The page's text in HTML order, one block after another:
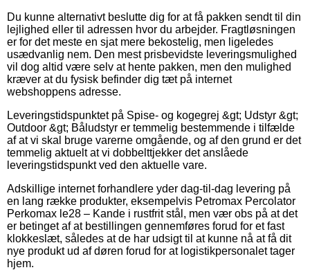
Du kunne alternativt beslutte dig for at få pakken sendt til din
lejlighed eller til adressen hvor du arbejder. Fragtløsningen
er for det meste en sjat mere bekostelig, men ligeledes
usædvanlig nem. Den mest prisbevidste leveringsmulighed
vil dog altid være selv at hente pakken, men den mulighed
kræver at du fysisk befinder dig tæt på internet
webshoppens adresse.
Leveringstidspunktet på Spise- og kogegrej &gt; Udstyr &gt;
Outdoor &gt; Båludstyr er temmelig bestemmende i tilfælde
af at vi skal bruge varerne omgående, og af den grund er det
temmelig aktuelt at vi dobbelttjekker det anslåede
leveringstidspunkt ved den aktuelle vare.
Adskillige internet forhandlere yder dag-til-dag levering på
en lang række produkter, eksempelvis Petromax Percolator
Perkomax le28 – Kande i rustfrit stål, men vær obs på at det
er betinget af at bestillingen gennemføres forud for et fast
klokkeslæt, således at de har udsigt til at kunne nå at få dit
nye produkt ud af døren forud for at logistikpersonalet tager
hjem.